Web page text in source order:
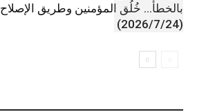
بالخطأ… خُلُق المؤمنين وطريق الإصلاح
(2026/7/24)